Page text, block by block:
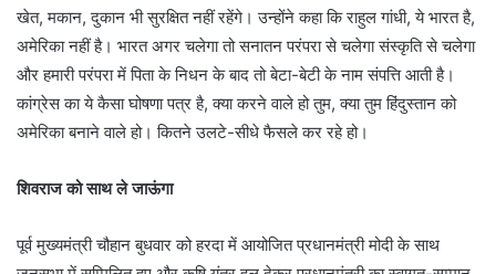
खेत, मकान, दुकान भी सुरक्षित नहीं रहेंगे। उन्होंने कहा कि राहुल गांधी, ये भारत है,
अमेरिका नहीं है। भारत अगर चलेगा तो सनातन परंपरा से चलेगा संस्कृति से चलेगा
और हमारी परंपरा में पिता के निधन के बाद तो बेटा-बेटी के नाम संपत्ति आती है।
कांग्रेस का ये कैसा घोषणा पत्र है, क्या करने वाले हो तुम, क्या तुम हिंदुस्तान को
अमेरिका बनाने वाले हो। कितने उलटे-सीधे फैसले कर रहे हो।
शिवराज को साथ ले जाऊंगा
पूर्व मुख्यमंत्री चौहान बुधवार को हरदा में आयोजित प्रधानमंत्री मोदी के साथ